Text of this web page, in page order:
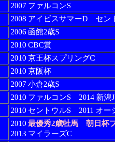
2007 ファルコンS
2008 アイビスサマーD セン
2006 函館2歳S
2010 CBC賞
2010 京王杯スプリングC
2010 京阪杯
2007 小倉2歳S
2010 ファルコンS 2014 新潟
2010 セントウルS 2011 オ
2010 最優秀2歳牡馬
朝日杯
2013 マイラーズC